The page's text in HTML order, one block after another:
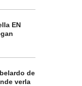
EN
de
verla